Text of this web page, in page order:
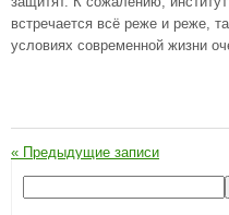
встречается всё реже и реже,
условиях современной жизни
« Предыдущие записи